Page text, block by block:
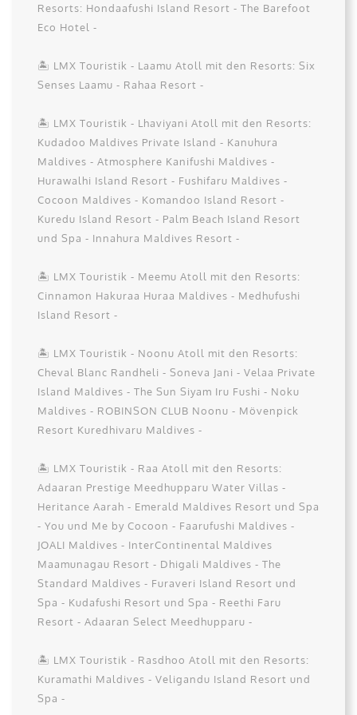
Resorts: Hondaafushi Island Resort - The Barefoot
Eco Hotel -
🏝️ LMX Touristik - Laamu Atoll mit den Resorts: Six
Senses Laamu - Rahaa Resort -
🏝️ LMX Touristik - Lhaviyani Atoll mit den Resorts:
Kudadoo Maldives Private Island - Kanuhura
Maldives - Atmosphere Kanifushi Maldives -
Hurawalhi Island Resort - Fushifaru Maldives -
Cocoon Maldives - Komandoo Island Resort -
Kuredu Island Resort - Palm Beach Island Resort
und Spa - Innahura Maldives Resort -
🏝️ LMX Touristik - Meemu Atoll mit den Resorts:
Cinnamon Hakuraa Huraa Maldives - Medhufushi
Island Resort -
🏝️ LMX Touristik - Noonu Atoll mit den Resorts:
Cheval Blanc Randheli - Soneva Jani - Velaa Private
Island Maldives - The Sun Siyam Iru Fushi - Noku
Maldives - ROBINSON CLUB Noonu - Mövenpick
Resort Kuredhivaru Maldives -
🏝️ LMX Touristik - Raa Atoll mit den Resorts:
Adaaran Prestige Meedhupparu Water Villas -
Heritance Aarah - Emerald Maldives Resort und Spa
- You und Me by Cocoon - Faarufushi Maldives -
JOALI Maldives - InterContinental Maldives
Maamunagau Resort - Dhigali Maldives - The
Standard Maldives - Furaveri Island Resort und
Spa - Kudafushi Resort und Spa - Reethi Faru
Resort - Adaaran Select Meedhupparu -
🏝️ LMX Touristik - Rasdhoo Atoll mit den Resorts:
Kuramathi Maldives - Veligandu Island Resort und
Spa -